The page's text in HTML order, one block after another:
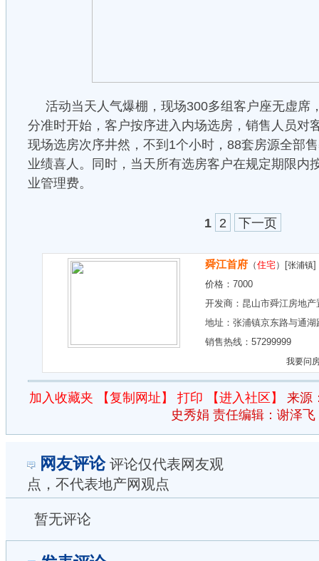
活动当天人气爆棚，现场300多组客户座无虚席
分准时开始，客户按序进入内场选房，销售人员对
现场选房次序井然，不到1个小时，88套房源全部
业绩喜人。同时，当天所有选房客户在规定期限内
业管理费。
1 2 下一页
舜江首府 （住宅）[张浦镇]
价格： 7000
开发商： 昆山市舜江房地
地址： 张浦镇京东路与通湖
销售热线：57299999
我要问
加入收藏夹 【复制网址】 打印 【进入社区】
来源
史秀娟 责任编辑：谢泽飞
网友评论评论仅代表网友观
点，不代表地产网观点
暂无评论